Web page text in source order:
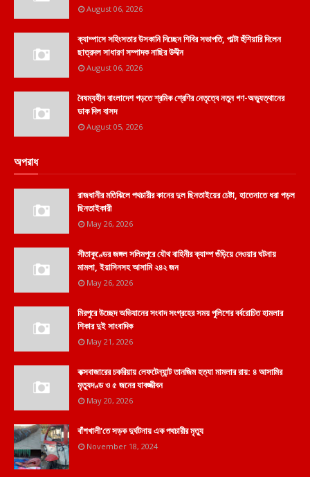
August 06, 2026
ক্যাম্পাসে সহিংসতার উসকানি দিচ্ছেন শিবির সভাপতি, পাল্টা হুঁশিয়ারি দিলেন
ছাত্রদল সাধারণ সম্পাদক নাছির উদ্দীন
August 06, 2026
বৈষম্যহীন বাংলাদেশ গড়তে শ্রমিক শ্রেণির নেতৃত্বে নতুন গণ-অভ্যুত্থানের
ডাক দিল বাসদ
August 05, 2026
অপরাধ
রাজধানীর মতিঝিলে পথচারীর কানের দুল ছিনতাইয়ের চেষ্টা, হাতেনাতে ধরা পড়ল
ছিনতাইকারী
May 26, 2026
সীতাকুণ্ডের জঙ্গল সলিমপুরে যৌথ বাহিনীর ক্যাম্প গুঁড়িয়ে দেওয়ার ঘটনায়
মামলা, ইয়াসিনসহ আসামি ২৪২ জন
May 26, 2026
মিরপুরে উচ্ছেদ অভিযানের সংবাদ সংগ্রহের সময় পুলিশের বর্বরোচিত হামলার
শিকার দুই সাংবাদিক
May 21, 2026
কক্সবাজারের চকরিয়ায় লেফটেন্যান্ট তানজিম হত্যা মামলার রায়: ৪ আসামির
মৃত্যুদণ্ড ও ৫ জনের যাবজ্জীবন
May 20, 2026
বাঁশখালী'তে সড়ক দুর্ঘটনায় এক পথচারীর মৃত্যু
November 18, 2024